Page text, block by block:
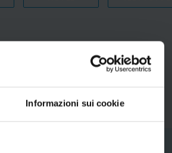
Informazioni sui cookie